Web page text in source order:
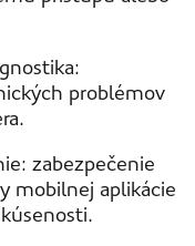
problémov
zabezpečenie
mobilnej aplikácie